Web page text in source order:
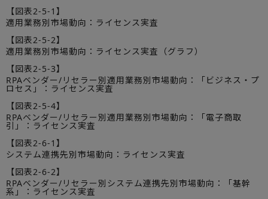
【図表2-5-1】
適用業務別市場動向：ライセンス実査
【図表2-5-2】
適用業務別市場動向：ライセンス実査（グラフ）
【図表2-5-3】
RPAベンダー/リセラー別適用業務別市場動向：「ビジネス・プ
ロセス」：ライセンス実査
【図表2-5-4】
RPAベンダー/リセラー別適用業務別市場動向：「電子商取
引」：ライセンス実査
【図表2-6-1】
システム連携先別市場動向：ライセンス実査
【図表2-6-2】
RPAベンダー/リセラー別システム連携先別市場動向：「基幹
系」：ライセンス実査